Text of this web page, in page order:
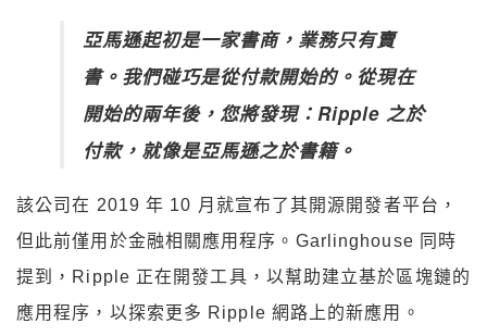
亞馬遜起初是一家書商，業務只有賣
書。我們碰巧是從付款開始的。從現在
開始的兩年後，您將發現：Ripple 之於
付款，就像是亞馬遜之於書籍。
該公司在 2019 年 10 月就宣布了其開源開發者平台，
但此前僅用於金融相關應用程序。Garlinghouse 同時
提到，Ripple 正在開發工具，以幫助建立基於區塊鏈的
應用程序，以探索更多 Ripple 網路上的新應用。